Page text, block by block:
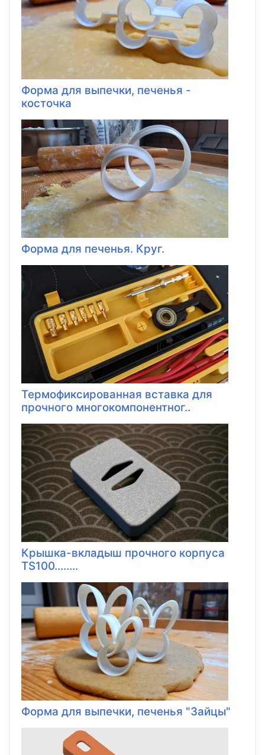
Форма для выпечки, печенья -
косточка
Форма для печенья. Круг.
Термофиксированная вставка для
прочного многокомпонентног..
Крышка-вкладыш прочного корпуса
TS100........
Форма для выпечки, печенья "Зайцы"